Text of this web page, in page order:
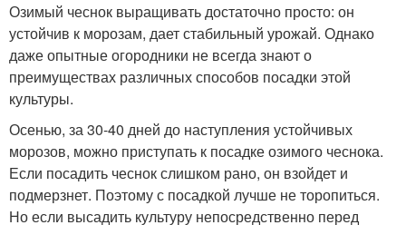
Озимый чеснок выращивать достаточно просто: он
устойчив к морозам, дает стабильный урожай. Однако
даже опытные огородники не всегда знают о
преимуществах различных способов посадки этой
культуры.
Осенью, за 30-40 дней до наступления устойчивых
морозов, можно приступать к посадке озимого чеснока.
Если посадить чеснок слишком рано, он взойдет и
подмерзнет. Поэтому с посадкой лучше не торопиться.
Но если высадить культуру непосредственно перед